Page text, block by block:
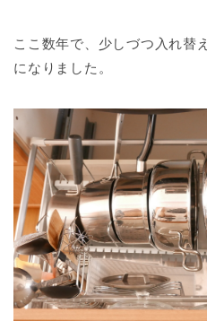
ここ数年で、少しづつ入れ替
になりました。